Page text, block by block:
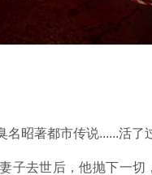
昭著都市传说......活了
去世后，他抛下一切